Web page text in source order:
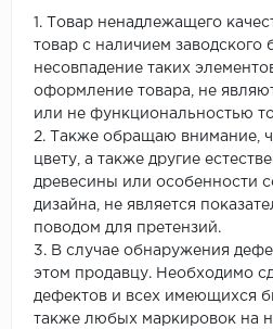
1. Товар ненадлежащего
товар с наличием заводского
несовпадение таких
оформление товара, не
или не функциональностью
2. Также обращаю внимание,
цвету, а также другие
древесины или особенности
дизайна, не является
поводом для претензий.
3. В случае обнаружения
этом продавцу. Необходимо
дефектов и всех имеющихся
также любых маркировок на